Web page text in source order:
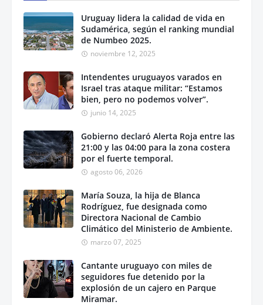
Uruguay lidera la calidad de vida en
Sudamérica, según el ranking mundial
de Numbeo 2025.
noviembre 12, 2025
Intendentes uruguayos varados en
Israel tras ataque militar: “Estamos
bien, pero no podemos volver”.
junio 14, 2025
Gobierno declaró Alerta Roja entre las
21:00 y las 04:00 para la zona costera
por el fuerte temporal.
agosto 06, 2026
María Souza, la hija de Blanca
Rodríguez, fue designada como
Directora Nacional de Cambio
Climático del Ministerio de Ambiente.
marzo 07, 2025
Cantante uruguayo con miles de
seguidores fue detenido por la
explosión de un cajero en Parque
Miramar.